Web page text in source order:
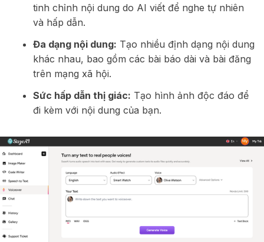
tinh chỉnh nội dung do AI viết để nghe tự nhiên
và hấp dẫn.
Đa dạng nội dung: Tạo nhiều định dạng nội dung
khác nhau, bao gồm các bài báo dài và bài đăng
trên mạng xã hội.
Sức hấp dẫn thị giác: Tạo hình ảnh độc đáo để
đi kèm với nội dung của bạn.